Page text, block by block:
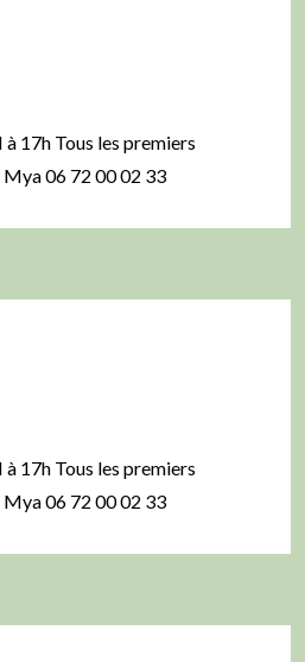
17h Tous les premiers
Mya 06 72 00 02 33
17h Tous les premiers
Mya 06 72 00 02 33